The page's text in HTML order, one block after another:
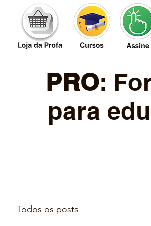
PRO:
para
Todos os posts